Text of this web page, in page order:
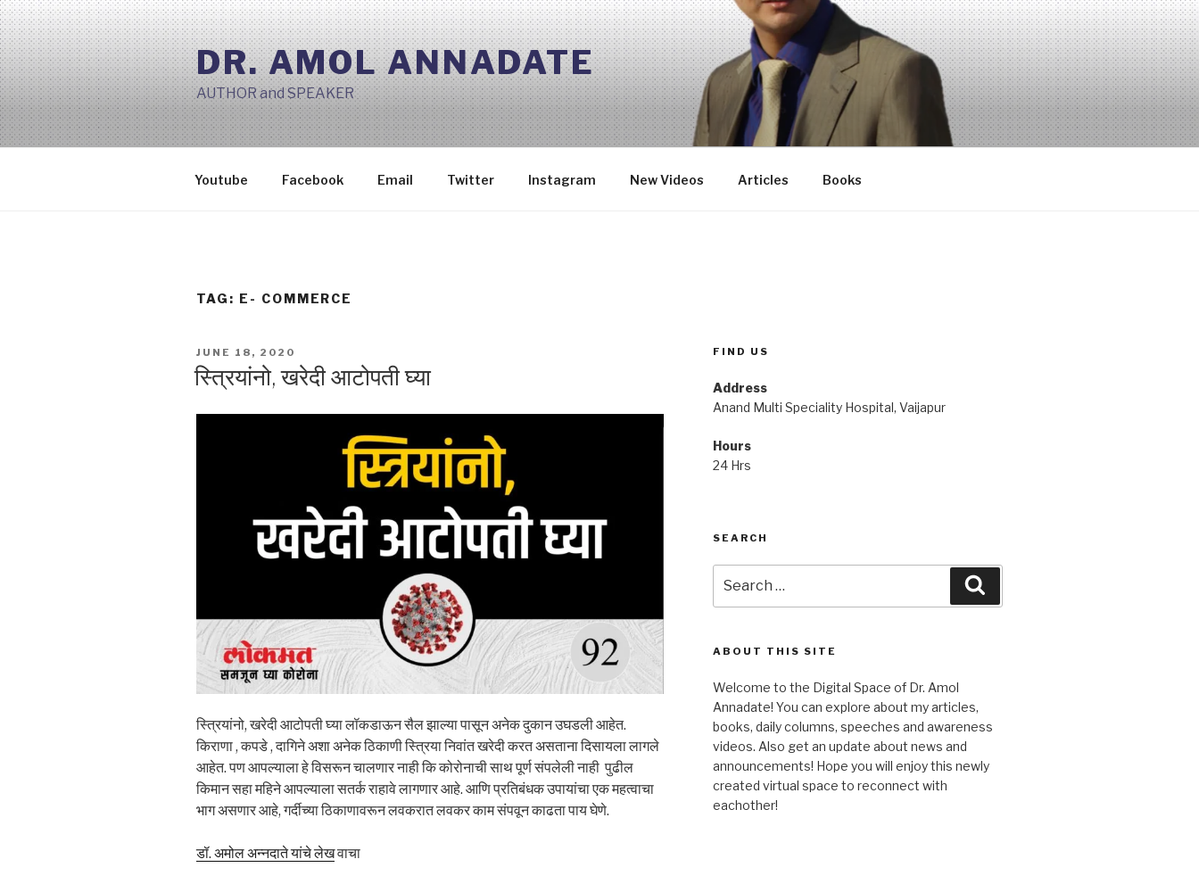
Skip
to
content
DR. AMOL ANNADATE
AUTHOR and SPEAKER
Youtube Facebook Email Twitter Instagram New Videos Articles Books
TAG: E- COMMERCE
POSTED
ON
JUNE 18, 2020
स्त्रियांनो, खरेदी आटोपती घ्या
स्त्रियांनो, खरेदी आटोपती घ्या लॉकडाऊन सैल झाल्या पासून अनेक दुकान उघडली आहेत.
किराणा , कपडे , दागिने अशा अनेक ठिकाणी स्त्रिया निवांत खरेदी करत असताना दिसायला लागले
आहेत. पण आपल्याला हे विसरून चालणार नाही कि कोरोनाची साथ पूर्ण संपलेली नाही पुढील
किमान सहा महिने आपल्याला सतर्क राहावे लागणार आहे. आणि प्रतिबंधक उपायांचा एक महत्वाचा
भाग असणार आहे, गर्दीच्या ठिकाणावरून लवकरात लवकर काम संपवून काढता पाय घेणे.
डॉ. अमोल अन्नदाते यांचे लेखवाचा
FIND US
Address
Anand Multi Speciality Hospital, Vaijapur
Hours
24 Hrs
SEARCH
for:
ABOUT THIS SITE
Welcome to the Digital Space of Dr. Amol
Annadate! You can explore about my articles,
books, daily columns, speeches and awareness
videos. Also get an update about news and
announcements! Hope you will enjoy this newly
created virtual space to reconnect with
eachother!